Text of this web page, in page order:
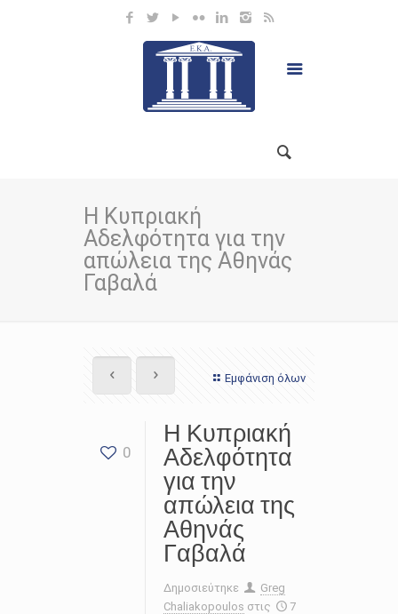
Η Κυπριακή
Αδελφότητα για την
απώλεια της Αθηνάς
Γαβαλά
Εμφάνιση όλων
0
Η Κυπριακή
Αδελφότητα
για την
απώλεια της
Αθηνάς
Γαβαλά
Δημοσιεύτηκε
Greg
Chaliakopoulos στις
7